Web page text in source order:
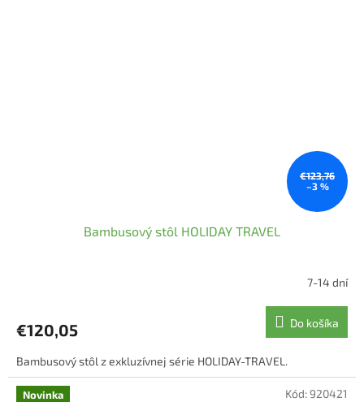
€123,76
–3 %
Bambusový stôl HOLIDAY TRAVEL
je
z
5
hviezdičiek.
7-14 dní
€120,05 Do košíka
Bambusový stôl z exkluzívnej série HOLIDAY-TRAVEL.
Novinka
Kód:920421